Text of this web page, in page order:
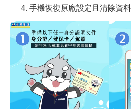
手機恢復原廠設定且清除資料